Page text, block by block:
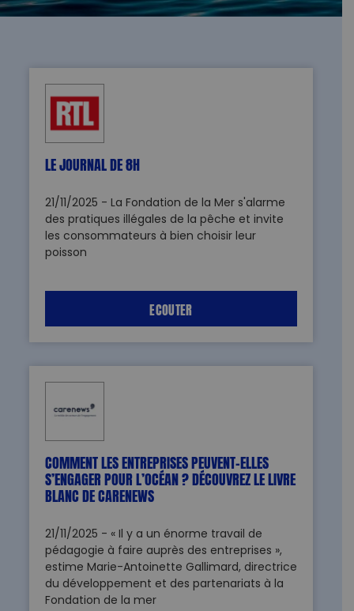
LE JOURNAL DE 8H
21/11/2025 - La Fondation de la Mer s'alarme
des pratiques illégales de la pêche et invite
les consommateurs à bien choisir leur
poisson
ECOUTER
COMMENT LES ENTREPRISES PEUVENT-ELLES
S’ENGAGER POUR L’OCÉAN ? DÉCOUVREZ LE LIVRE
BLANC DE CARENEWS
21/11/2025 - « Il y a un énorme travail de
pédagogie à faire auprès des entreprises »,
estime Marie-Antoinette Gallimard, directrice
du développement et des partenariats à la
Fondation de la mer
NAVIGATION
ARTICLES